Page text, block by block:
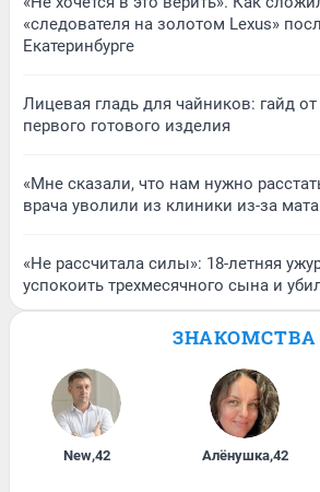
«следователя на золотом Lexus»
Екатеринбурге
Лицевая гладь для чайников: гайд
первого готового изделия
«Мне сказали, что нам нужно
врача уволили из клиники из-за
«Не рассчитала силы»: 18-летняя
успокоить трехмесячного сына и
ЗНАКОМСТВА
New,42 Алёнушка,42